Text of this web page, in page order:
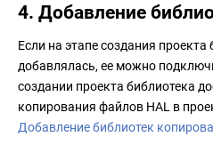
4. Добавление
Если на этапе создания проекта
добавлялась, ее можно
создании проекта библиотека
копирования файлов HAL в
Добавление библиотек